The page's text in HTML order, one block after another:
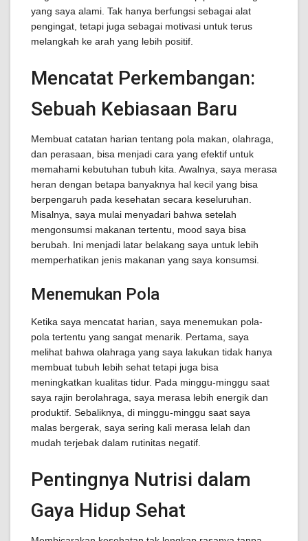
yang saya alami. Tak hanya berfungsi sebagai alat
pengingat, tetapi juga sebagai motivasi untuk terus
melangkah ke arah yang lebih positif.
Mencatat Perkembangan:
Sebuah Kebiasaan Baru
Membuat catatan harian tentang pola makan, olahraga,
dan perasaan, bisa menjadi cara yang efektif untuk
memahami kebutuhan tubuh kita. Awalnya, saya merasa
heran dengan betapa banyaknya hal kecil yang bisa
berpengaruh pada kesehatan secara keseluruhan.
Misalnya, saya mulai menyadari bahwa setelah
mengonsumsi makanan tertentu, mood saya bisa
berubah. Ini menjadi latar belakang saya untuk lebih
memperhatikan jenis makanan yang saya konsumsi.
Menemukan Pola
Ketika saya mencatat harian, saya menemukan pola-
pola tertentu yang sangat menarik. Pertama, saya
melihat bahwa olahraga yang saya lakukan tidak hanya
membuat tubuh lebih sehat tetapi juga bisa
meningkatkan kualitas tidur. Pada minggu-minggu saat
saya rajin berolahraga, saya merasa lebih energik dan
produktif. Sebaliknya, di minggu-minggu saat saya
malas bergerak, saya sering kali merasa lelah dan
mudah terjebak dalam rutinitas negatif.
Pentingnya Nutrisi dalam
Gaya Hidup Sehat